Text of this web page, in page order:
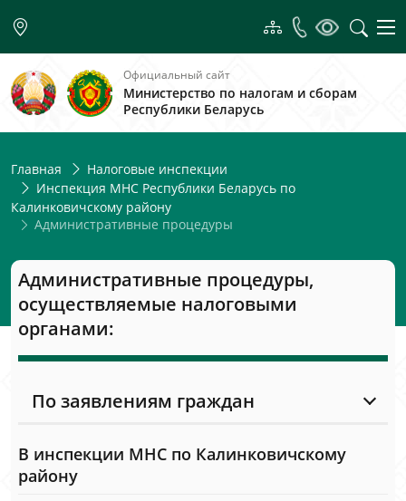
Официальный сайт
Министерство по налогам и сборам
Республики Беларусь
Главная
Налоговые инспекции
Инспекция МНС Республики Беларусь по
Калинковичскому району
Административные процедуры
Административные процедуры,
осуществляемые налоговыми
органами:
По заявлениям граждан
В инспекции МНС по Калинковичскому
району